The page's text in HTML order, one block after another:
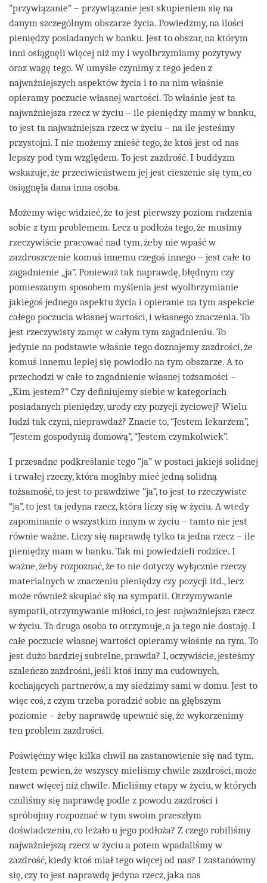
“przywiązanie” – przywiązanie jest skupieniem się na
danym szczególnym obszarze życia. Powiedzmy, na ilości
pieniędzy posiadanych w banku. Jest to obszar, na którym
inni osiągnęli więcej niż my i wyolbrzymiamy pozytywy
oraz wagę tego. W umyśle czynimy z tego jeden z
najważniejszych aspektów życia i to na nim właśnie
opieramy poczucie własnej wartości. To właśnie jest ta
najważniejsza rzecz w życiu – ile pieniędzy mamy w banku,
to jest ta najważniejsza rzecz w życiu – na ile jesteśmy
przystojni. I nie możemy znieść tego, że ktoś jest od nas
lepszy pod tym względem. To jest zazdrość. I buddyzm
wskazuje, że przeciwieństwem jej jest cieszenie się tym, co
osiągnęła dana inna osoba.
Możemy więc widzieć, że to jest pierwszy poziom radzenia
sobie z tym problemem. Lecz u podłoża tego, że musimy
rzeczywiście pracować nad tym, żeby nie wpaść w
zazdroszczenie komuś innemu czegoś innego – jest całe to
zagadnienie „ja”. Ponieważ tak naprawdę, błędnym czy
pomieszanym sposobem myślenia jest wyolbrzymianie
jakiegoś jednego aspektu życia i opieranie na tym aspekcie
całego poczucia własnej wartości, i własnego znaczenia. To
jest rzeczywisty zamęt w całym tym zagadnieniu. To
jedynie na podstawie właśnie tego doznajemy zazdrości, że
komuś innemu lepiej się powiodło na tym obszarze. A to
przechodzi w całe to zagadnienie własnej tożsamości –
„Kim jestem?” Czy definiujemy siebie w kategoriach
posiadanych pieniędzy, urody czy pozycji życiowej? Wielu
ludzi tak czyni, nieprawdaż? Znacie to, “Jestem lekarzem”,
“Jestem gospodynią domową”, “Jestem czymkolwiek”.
I przesadne podkreślanie tego “ja” w postaci jakiejś solidnej
i trwałej rzeczy, która mogłaby mieć jedną solidną
tożsamość, to jest to prawdziwe “ja”, to jest to rzeczywiste
“ja”, to jest ta jedyna rzecz, która liczy się w życiu. A wtedy
zapominanie o wszystkim innym w życiu – tamto nie jest
równie ważne. Liczy się naprawdę tylko ta jedna rzecz – ile
pieniędzy mam w banku. Tak mi powiedzieli rodzice. I
ważne, żeby rozpoznać, że to nie dotyczy wyłącznie rzeczy
materialnych w znaczeniu pieniędzy czy pozycji itd., lecz
może również skupiać się na sympatii. Otrzymywanie
sympatii, otrzymywanie miłości, to jest najważniejsza rzecz
w życiu. Ta druga osoba to otrzymuje, a ja tego nie dostaję. I
całe poczucie własnej wartości opieramy właśnie na tym. To
jest dużo bardziej subtelne, prawda? I, oczywiście, jesteśmy
szaleńczo zazdrośni, jeśli ktoś inny ma cudownych,
kochających partnerów, a my siedzimy sami w domu. Jest to
więc coś, z czym trzeba poradzić sobie na głębszym
poziomie – żeby naprawdę upewnić się, że wykorzenimy
ten problem zazdrości.
Poświęćmy więc kilka chwil na zastanowienie się nad tym.
Jestem pewien, że wszyscy mieliśmy chwile zazdrości, może
nawet więcej niż chwile. Mieliśmy etapy w życiu, w których
czuliśmy się naprawdę podle z powodu zazdrości i
spróbujmy rozpoznać w tym swoim przeszłym
doświadczeniu, co leżało u jego podłoża? Z czego robiliśmy
najważniejszą rzecz w życiu a potem wpadaliśmy w
zazdrość, kiedy ktoś miał tego więcej od nas? I zastanówmy
się, czy to jest naprawdę jedyna rzecz, jaka nas